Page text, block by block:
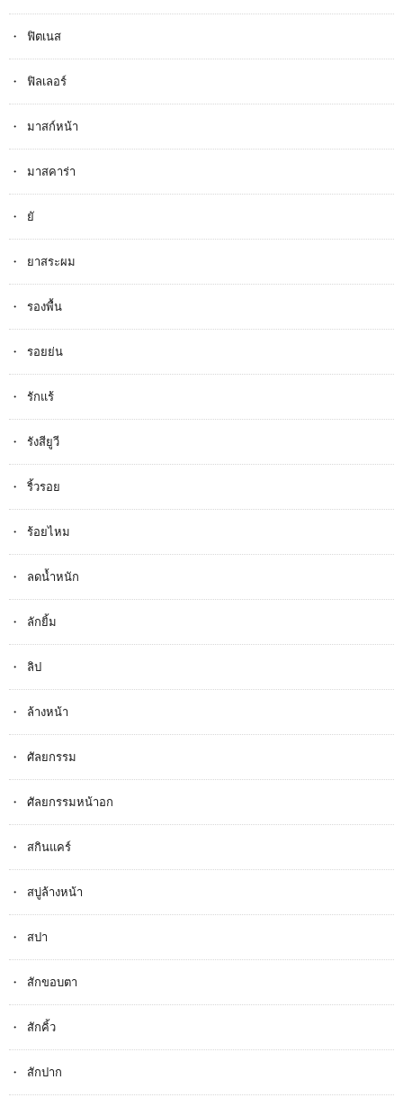
ฟิตเนส
ฟิลเลอร์
มาสก์หน้า
มาสคาร่า
ยั
ยาสระผม
รองพื้น
รอยย่น
รักแร้
รังสียูวี
ริ้วรอย
ร้อยไหม
ลดน้ำหนัก
ลักยิ้ม
ลิป
ล้างหน้า
ศัลยกรรม
ศัลยกรรมหน้าอก
สกินแคร์
สบู่ล้างหน้า
สปา
สักขอบตา
สักคิ้ว
สักปาก